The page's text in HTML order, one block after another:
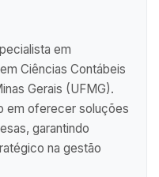
em
Ciências Contábeis
Gerais (UFMG).
em oferecer soluções
garantindo
na gestão